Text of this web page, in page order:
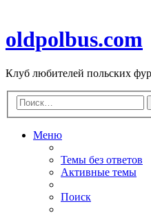
oldpolbus.com
Клуб любителей польских
Меню
Темы без ответов
Активные темы
Поиск